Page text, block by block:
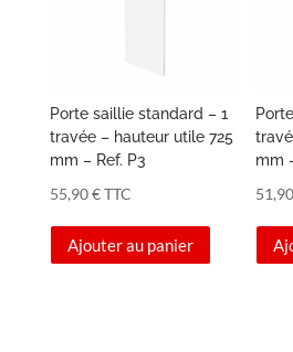
Porte saillie standard – 1
travée – hauteur utile 725
mm – Ref. P3
55,90€TTC
Ajouter au panier
mm